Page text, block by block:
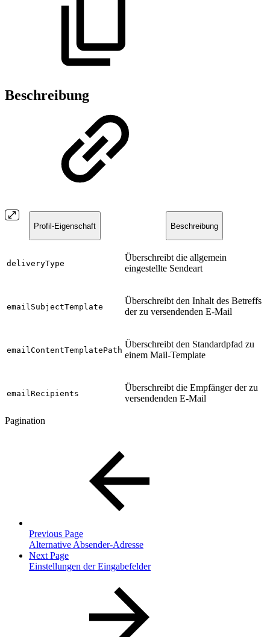
Beschreibung
Profil-Eigenschaft Beschreibung
deliveryType
Überschreibt die allgemein
eingestellte Sendeart
emailSubjectTemplate
Überschreibt den Inhalt des Betreffs
der zu versendenden E-Mail
emailContentTemplatePath
Überschreibt den Standardpfad zu
einem Mail-Template
emailRecipients
Überschreibt die Empfänger der zu
versendenden E-Mail
Pagination
Previous Page
Alternative Absender-Adresse
Next Page
Einstellungen der Eingabefelder